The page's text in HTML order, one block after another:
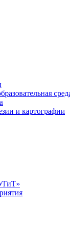
и картографии